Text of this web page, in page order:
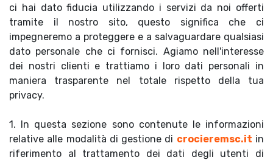
ci hai dato fiducia utilizzando i servizi da noi offerti
tramite il nostro sito, questo significa che ci
impegneremo a proteggere e a salvaguardare qualsiasi
dato personale che ci fornisci. Agiamo nell'interesse
dei nostri clienti e trattiamo i loro dati personali in
maniera trasparente nel totale rispetto della tua
privacy.
1. In questa sezione sono contenute le informazioni
relative alle modalità di gestione di crocieremsc.it in
riferimento al trattamento dei dati degli utenti di